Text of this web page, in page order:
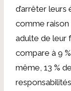
d’arrêter leurs
comme raison
adulte de leur
compare à 9
même, 13 %